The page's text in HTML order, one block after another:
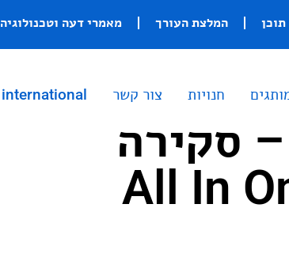
תוכן המלצת העורך מאמרי דעה וטכנולוגיה
חנויות צור קשר international
Axxess Forté 1 – סקירה